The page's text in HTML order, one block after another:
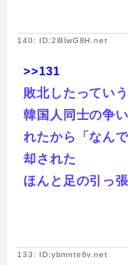
140: ID:2l8lwG8H.net
>>131
敗北したってい
韓国人同士の争
れたから「なん
却された
ほんと足の引っ
133: ID:ybmnte6v.net